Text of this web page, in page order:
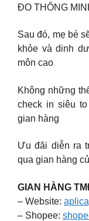
ĐO THÔNG
Sau đó, mẹ bé
khỏe và dinh
môn cao
Không những
check in siêu
gian hàng
Ưu đãi diễn ra
qua gian hàng
GIAN HÀNG
– Website:
– Shopee: